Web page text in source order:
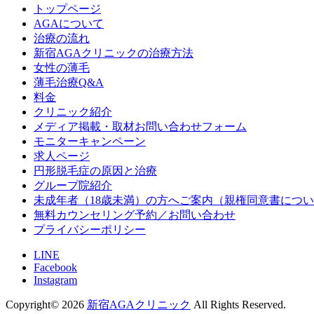
トップページ
AGAについて
治療の流れ
新宿AGAクリニックの治療方法
女性の薄毛
薄毛治療Q&A
料金
クリニック紹介
メディア掲載・取材お問い合わせフォーム
モニターキャンペーン
求人ページ
円形脱毛症の原因と治療
グループ院紹介
未成年者（18歳未満）の方へご案内（親権同意書につ
無料カウンセリング予約／お問い合わせ
プライバシーポリシー
LINE
Facebook
Instagram
Copyright© 2026 新宿AGAクリニック All Rights Reserved.